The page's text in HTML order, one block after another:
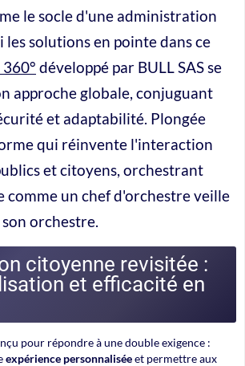
le socle d'une administration
les solutions en pointe dans ce
développé par BULL SAS se
approche globale, conjuguant
et adaptabilité. Plongée
qui réinvente l'interaction
et citoyens, orchestrant
comme un chef d'orchestre veille
orchestre.
citoyenne revisitée :
et efficacité en
pour répondre à une double exigence :
expérience personnaliséeet permettre aux